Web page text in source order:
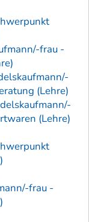
frau -
(Lehre)
(Lehre)
frau -